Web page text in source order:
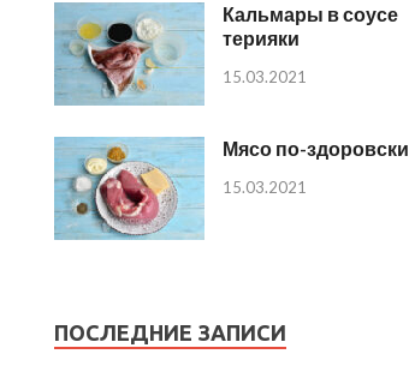
Кальмары в соусе
терияки
15.03.2021
Мясо по-здоровски
15.03.2021
ПОСЛЕДНИЕ ЗАПИСИ